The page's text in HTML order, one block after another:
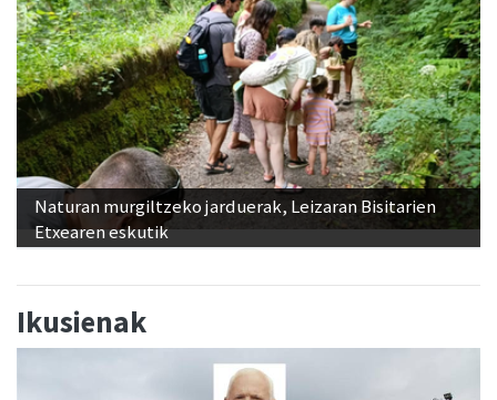
Naturan murgiltzeko jarduerak, Leizaran Bisitarien
Etxearen eskutik
Ikusienak